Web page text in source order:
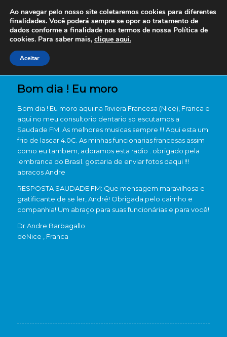
Bom dia ! Eu moro
Bom dia ! Eu moro aqui na Riviera Francesa (Nice), Franca e
aqui no meu consultorio dentario so escutamos a
Saudade FM. As melhores musicas sempre !!! Aqui esta um
frio de lascar 4.0C. As minhas funcionarias francesas assim
como eu tambem, adoramos esta radio . obrigado pela
lembranca do Brasil. gostaria de enviar fotos daqui !!!
abracos Andre
RESPOSTA SAUDADE FM: Que mensagem maravilhosa e
gratificante de se ler, André! Obrigada pelo cairnho e
companhia! Um abraço para suas funcionárias e para você!
Dr Andre Barbagallo
deNice , Franca
Ao navegar pelo nosso site coletaremos cookies para diferentes
finalidades. Você poderá sempre se opor ao tratamento de
dados conforme a finalidade nos termos de nossa Política de
cookies. Para saber mais, clique aqui.
Aceitar